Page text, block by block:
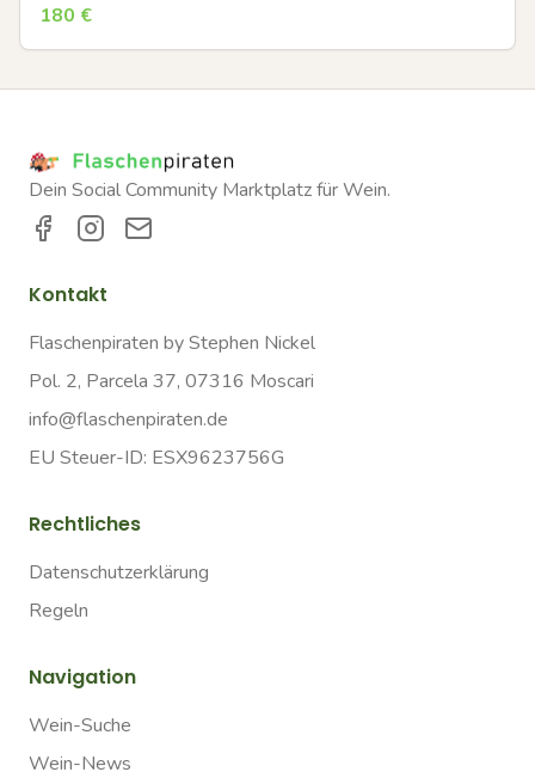
180 €
Dein Social Community Marktplatz für Wein.
Kontakt
Flaschenpiraten by Stephen Nickel
Pol. 2, Parcela 37, 07316 Moscari
info@flaschenpiraten.de
EU Steuer-ID: ESX9623756G
Rechtliches
Datenschutzerklärung
Regeln
Navigation
Wein-Suche
Wein-News